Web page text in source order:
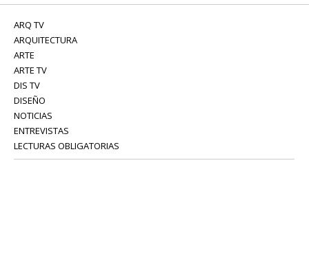
ARQ TV
ARQUITECTURA
ARTE
ARTE TV
DIS TV
DISEÑO
NOTICIAS
ENTREVISTAS
LECTURAS OBLIGATORIAS